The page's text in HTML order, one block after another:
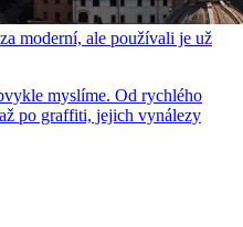
moderní, ale používali je už
myslíme. Od rychlého
po graffiti, jejich vynálezy